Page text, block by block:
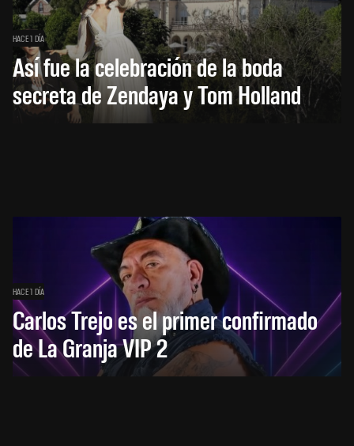
HACE 1 DÍA
Así fue la celebración de la boda
secreta de Zendaya y Tom Holland
HACE 1 DÍA
Carlos Trejo es el primer confirmado
de La Granja VIP 2